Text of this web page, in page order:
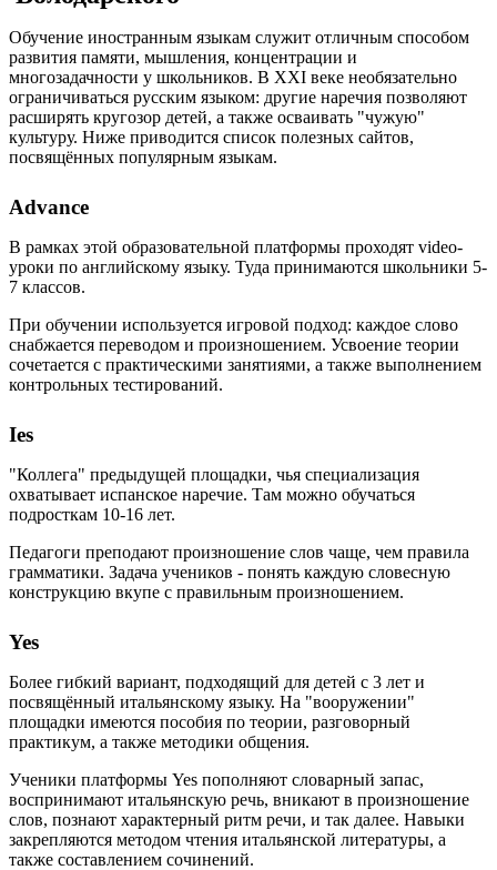
Обучение иностранным языкам служит отличным способом
развития памяти, мышления, концентрации и
многозадачности у школьников. В XXI веке необязательно
ограничиваться русским языком: другие наречия позволяют
расширять кругозор детей, а также осваивать "чужую"
культуру. Ниже приводится список полезных сайтов,
посвящённых популярным языкам.
Advance
В рамках этой образовательной платформы проходят video-
уроки по английскому языку. Туда принимаются школьники 5-
7 классов.
При обучении используется игровой подход: каждое слово
снабжается переводом и произношением. Усвоение теории
сочетается с практическими занятиями, а также выполнением
контрольных тестирований.
Ies
"Коллега" предыдущей площадки, чья специализация
охватывает испанское наречие. Там можно обучаться
подросткам 10-16 лет.
Педагоги преподают произношение слов чаще, чем правила
грамматики. Задача учеников - понять каждую словесную
конструкцию вкупе с правильным произношением.
Yes
Более гибкий вариант, подходящий для детей с 3 лет и
посвящённый итальянскому языку. На "вооружении"
площадки имеются пособия по теории, разговорный
практикум, а также методики общения.
Ученики платформы Yes пополняют словарный запас,
воспринимают итальянскую речь, вникают в произношение
слов, познают характерный ритм речи, и так далее. Навыки
закрепляются методом чтения итальянской литературы, а
также составлением сочинений.